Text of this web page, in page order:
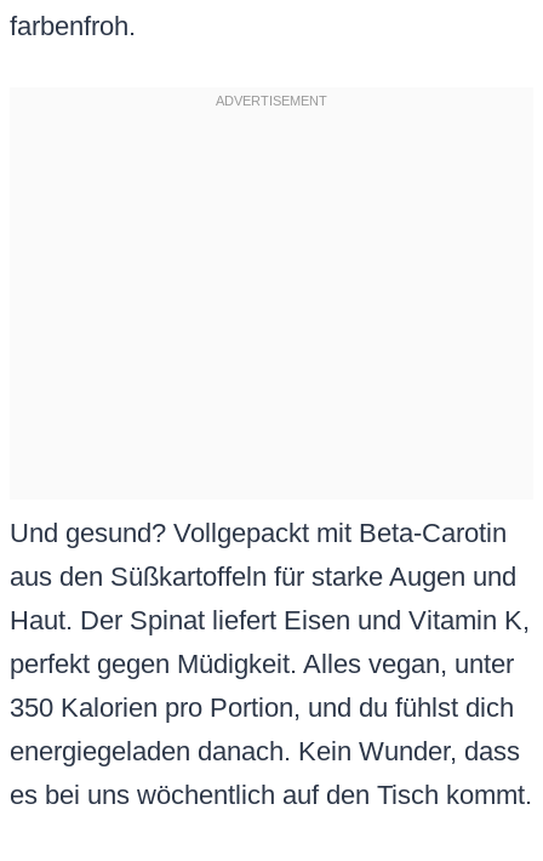
farbenfroh.
Und gesund? Vollgepackt mit Beta-Carotin
aus den Süßkartoffeln für starke Augen und
Haut. Der Spinat liefert Eisen und Vitamin K,
perfekt gegen Müdigkeit. Alles vegan, unter
350 Kalorien pro Portion, und du fühlst dich
energiegeladen danach. Kein Wunder, dass
es bei uns wöchentlich auf den Tisch kommt.